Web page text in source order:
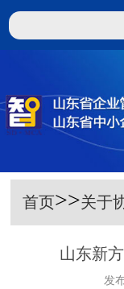
首页>>关于
山东新
发